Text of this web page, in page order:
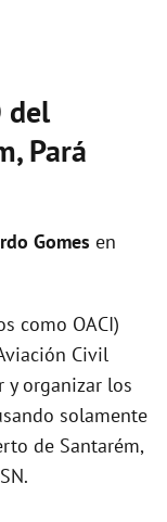
del
Pará
Gomes en
como OACI)
Civil
y organizar los
solamente
de Santarém,